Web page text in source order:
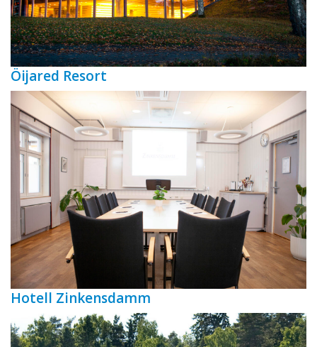
Öijared Resort
Hotell Zinkensdamm